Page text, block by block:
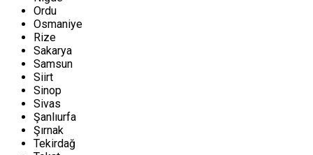
Ordu
Osmaniye
Rize
Sakarya
Samsun
Siirt
Sinop
Sivas
Şanlıurfa
Şırnak
Tekirdağ